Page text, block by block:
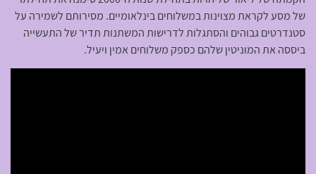
של מסע לקראת מצוינות במשלוחים בינלאומיים. מסירותם לשמירה על
סטנדרטים גבוהים והסתגלות לדרישות המשתנות תדיר של התעשייה
ביססה את המוניטין שלהם כספק משלוחים אמין ויעיל.